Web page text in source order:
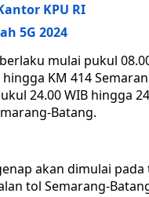
KPU RI
5G 2024
mulai pukul
KM 414
24.00 WIB hingga
Batang.
akan dimulai pada
tol Semarang-